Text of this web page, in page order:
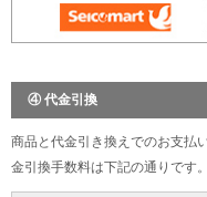
④ 代金引換
商品と代金引き換えでのお支払
金引換手数料は下記の通りです。